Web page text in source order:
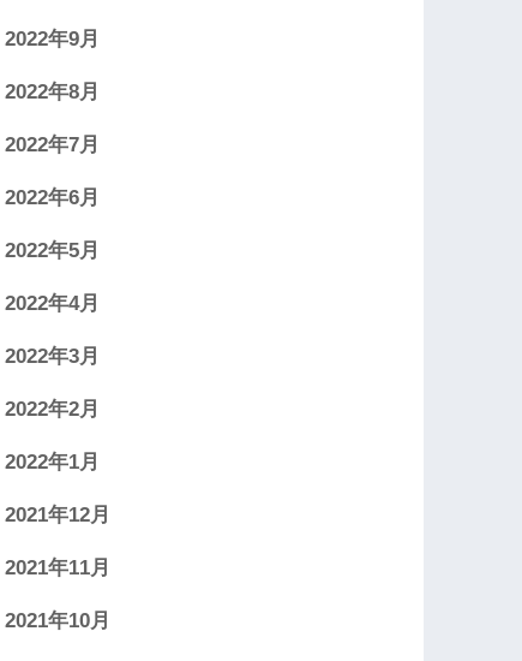
2022年9月
2022年8月
2022年7月
2022年6月
2022年5月
2022年4月
2022年3月
2022年2月
2022年1月
2021年12月
2021年11月
2021年10月